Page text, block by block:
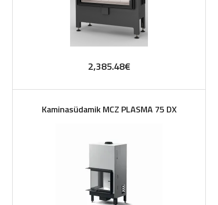
2,385.48€
Kaminasüdamik MCZ PLASMA 75 DX